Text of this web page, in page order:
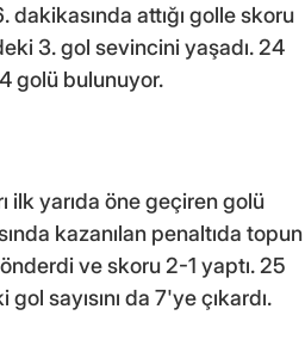
dakikasında attığı golle skoru
3. gol sevincini yaşadı. 24
golü bulunuyor.
ilk yarıda öne geçiren golü
kazanılan penaltıda topun
ve skoru 2-1 yaptı. 25
sayısını da 7'ye çıkardı.